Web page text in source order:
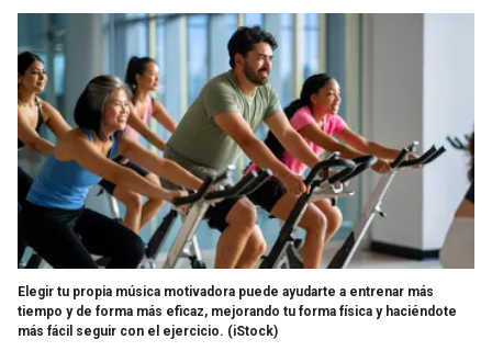
Elegir tu propia música motivadora puede ayudarte a entrenar más
tiempo y de forma más eficaz, mejorando tu forma física y haciéndote
más fácil seguir con el ejercicio. (iStock)